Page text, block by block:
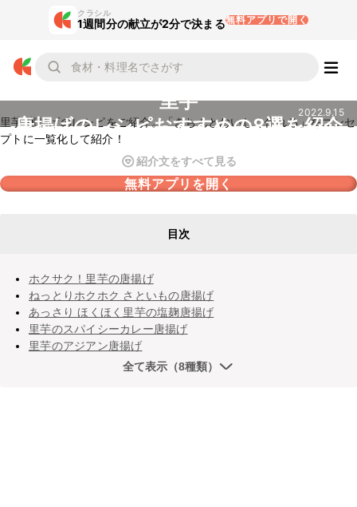
クラシル
1週間分の献立が2分で決まる無料アプリで開く
里芋
唐揚げのレシピおすすめの8選を紹介
2022.9.15
里芋 唐揚げのレシピをご紹介。「きちんとおいしく作れる」をコンセ
プトに一覧化して紹介！
紹介文をすべて見る
無料アプリを開く
目次
ホクサク！里芋の唐揚げ
ねっとりホクホク さといもの唐揚げ
あっさり ほくほく里芋の塩麹唐揚げ
里芋のスパイシーカレー唐揚げ
里芋のアジアン唐揚げ
全て表示（8種類）